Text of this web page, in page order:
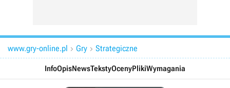
www.gry-online.pl  Gry  Strategiczne
InfoOpisNewsTekstyOcenyPlikiWymagania